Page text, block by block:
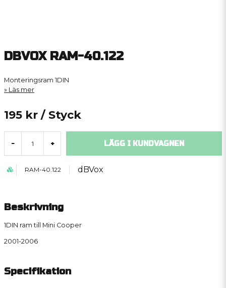
DBVOX RAM-40.122
Monteringsram 1DIN
Läs mer
195 kr / Styck
- + LÄGG I KUNDVAGNEN
RAM-40.122 dBVox
Beskrivning
1DIN ram till Mini Cooper
2001-2006
Specifikation